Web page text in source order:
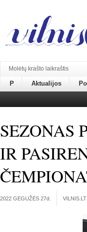
Molėtų krašto laikraštis
P Aktualijos
SEZONAS
IR
2022 GEGUŽĖS 27d.